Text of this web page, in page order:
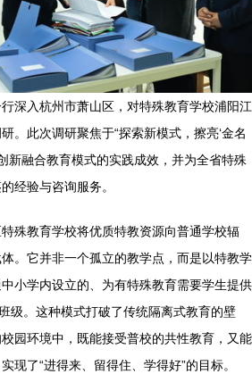
深入杭州市萧山区，对特殊教育学校浦阳江
。此次调研聚焦于“探索新模式，擦亮‘金名
新融合教育模式的实践成效，并为全省特殊
经验与咨询服务。
殊教育学校将优质特教资源向普通学校辐
。它并非一个孤立的教学点，而是以特教学
小学内设立的、为有特殊教育需要学生提供
级。这种模式打破了传统隔离式教育的壁
园环境中，既能接受普校的共性教育，又能
现了“进得来、留得住、学得好”的目标。